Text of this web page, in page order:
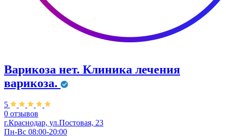
Варикоза нет. Клиника лечения
варикоза.
5
0 отзывов
г.Краснодар, ул.Постовая, 23
Пн-Вс 08:00-20:00